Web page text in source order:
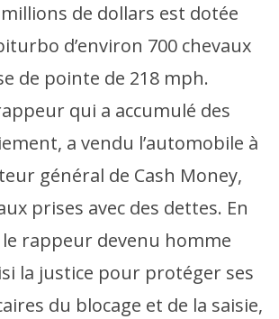
de dollars est dotée
d’environ 700 chevaux
de pointe de 218 mph.
qui a accumulé des
a vendu l’automobile à
général de Cash Money,
prises avec des dettes. En
rappeur devenu homme
la justice pour protéger ses
du blocage et de la saisie,